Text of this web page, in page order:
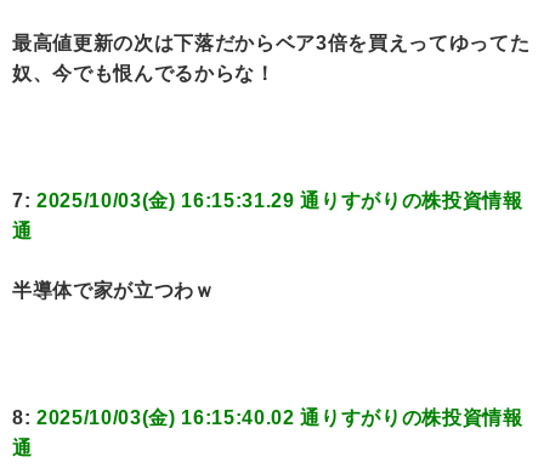
最高値更新の次は下落だからベア3倍を買えってゆってた
奴、今でも恨んでるからな！
7: 2025/10/03(金) 16:15:31.29 通りすがりの株投資情報
通
半導体で家が立つわｗ
8: 2025/10/03(金) 16:15:40.02 通りすがりの株投資情報
通